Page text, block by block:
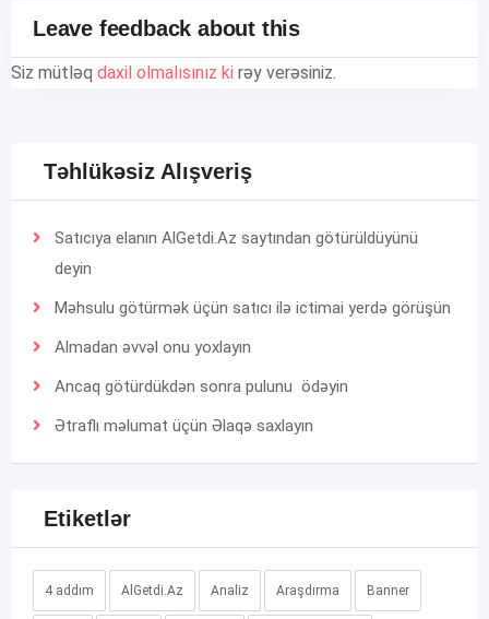
Leave feedback about this
Siz mütləq daxil olmalısınız ki rəy verəsiniz.
Təhlükəsiz Alışveriş
Satıcıya elanın AlGetdi.Az saytından götürüldüyünü
deyin
Məhsulu götürmək üçün satıcı ilə ictimai yerdə görüşün
Almadan əvvəl onu yoxlayın
Ancaq götürdükdən sonra pulunu ödəyin
Ətraflı məlumat üçün Əlaqə saxlayın
Etiketlər
4 addım AlGetdi.Az Analiz Araşdırma Banner